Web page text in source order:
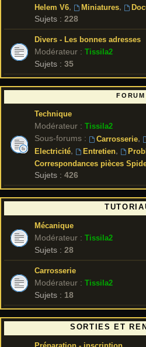
Helem V6 Miniatures,
Sujets : 228
Divers - Les bonnes adresses
Modérateur : Tissila2
Sujets : 35
FORUM
Technique
Modérateur : Tissila2
Sous-forums : Carrosserie,
Electricité Entretien,
Correspondances pièces
Sujets : 426
Mécanique
Modérateur : Tissila2
Sujets : 28
Carrosserie
Modérateur : Tissila2
Sujets : 18
SORTIES ET